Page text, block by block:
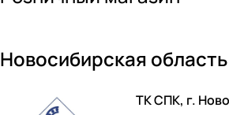
Новосибирская область
ТК СПК, г.